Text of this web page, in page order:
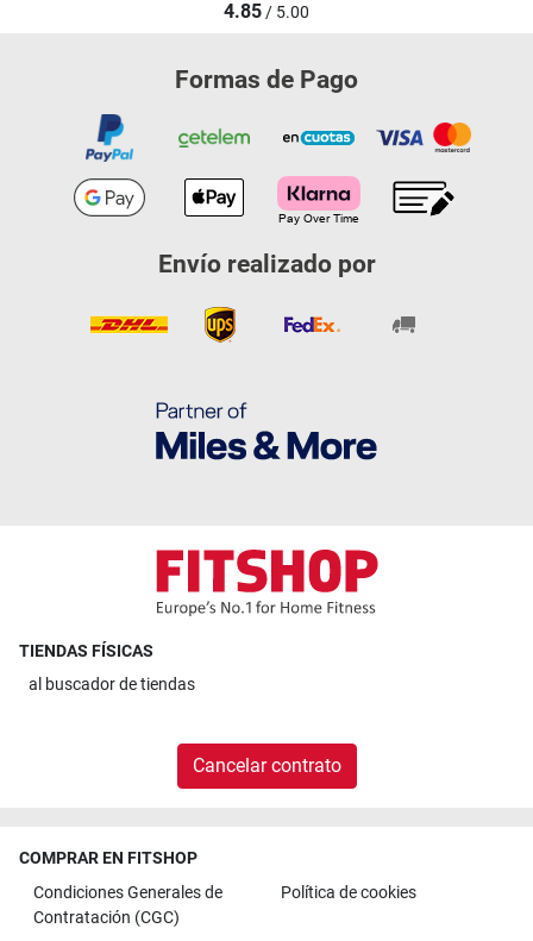
4.85/ 5.00
Formas de Pago
Envío realizado por
TIENDAS FÍSICAS
al buscador de tiendas
Cancelar contrato
COMPRAR EN FITSHOP
Condiciones Generales de
Contratación (CGC)
Política de cookies